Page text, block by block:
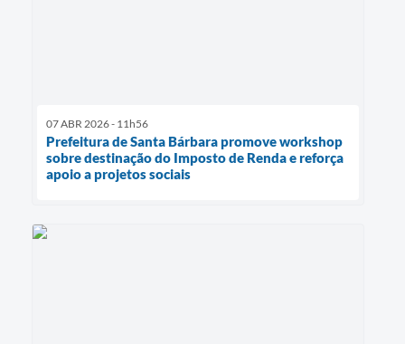
07 ABR 2026 - 11h56
Prefeitura de Santa Bárbara promove workshop
sobre destinação do Imposto de Renda e reforça
apoio a projetos sociais